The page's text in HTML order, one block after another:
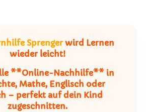
Sprengerwird Lernen
wieder leicht!
**Online-Nachhilfe** in
Mathe, Englisch oder
– perfekt auf dein Kind
zugeschnitten.